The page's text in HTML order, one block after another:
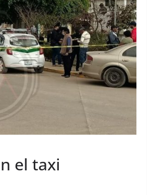
el taxi